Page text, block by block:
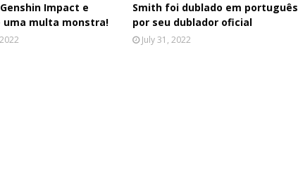
Impact e
uma multa monstra!
Smith foi dublado em português
por seu dublador oficial
July 31, 2022